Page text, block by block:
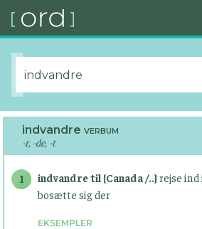
indvandre VERBUM
-r, -de, -t
1 indvandre til {Canada /..}rejse
bosætte sig der
EKSEMPLER